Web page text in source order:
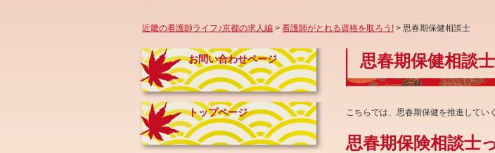
思春期保健相談士
近畿の看護師ライフ♪京都の求人編 > 看護師がとれる資格を取ろう! > 思春期保健相談士
こちらでは、思春期保健を推進してい
思春期保険相談士
お問い合わせページ
トップページ